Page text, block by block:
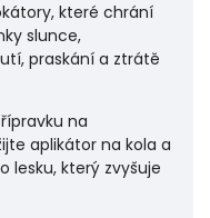
které chrání
slunce,
praskání a ztrátě
na
aplikátor na kola a
lesku, který zvyšuje